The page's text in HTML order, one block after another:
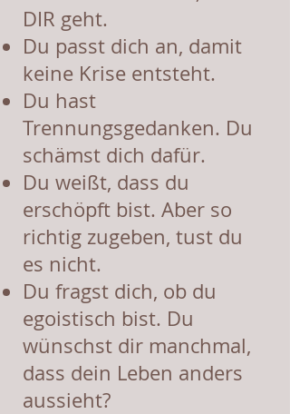
DIR geht.
Du passt dich an, damit
keine Krise entsteht.
Du hast
Trennungsgedanken. Du
schämst dich dafür.
Du weißt, dass du
erschöpft bist. Aber so
richtig zugeben, tust du
es nicht.
Du fragst dich, ob du
egoistisch bist. Du
wünschst dir manchmal,
dass dein Leben anders
aussieht?